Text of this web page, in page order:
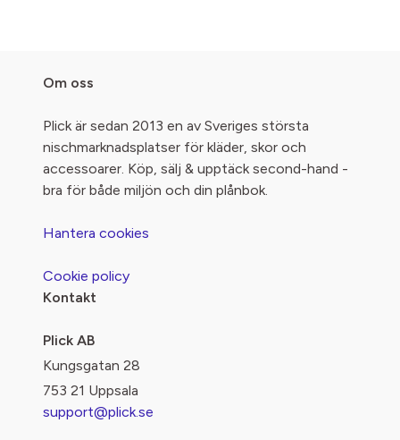
Om oss
Plick är sedan 2013 en av Sveriges största
nischmarknadsplatser för kläder, skor och
accessoarer. Köp, sälj & upptäck second-hand -
bra för både miljön och din plånbok.
Hantera cookies
Cookie policy
Kontakt
Plick AB
Kungsgatan 28
753 21 Uppsala
support@plick.se